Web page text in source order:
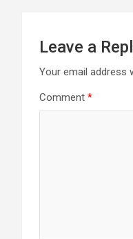
Leave a
Your email address
Comment *